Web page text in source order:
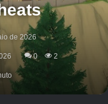
de 2026
0 2